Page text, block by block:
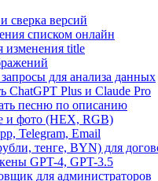
сверка версий
списком онлайн
изменения title
для анализа данных
ChatGPT Plus и Claude Pro
песню по описанию
и фото (HEX, RGB)
Telegram, Email
тенге, BYN) для
GPT-4, GPT-3.5
для администраторов